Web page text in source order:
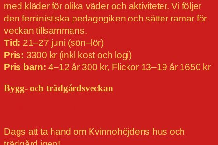
med kläder för olika väder och aktiviteter. Vi följer
den feministiska pedagogiken och sätter ramar för
veckan tillsammans.
Tid: 21–27 juni (sön–lör)
Pris: 3300 kr (inkl kost och logi)
Pris barn:4–12 år 300 kr, Flickor 13–19 år 1650 kr
Bygg- och trädgårdsveckan
Dags att ta hand om Kvinnohöjdens hus och